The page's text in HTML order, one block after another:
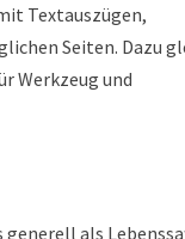
Textauszügen,
Seiten. Dazu
Werkzeug und
generell als